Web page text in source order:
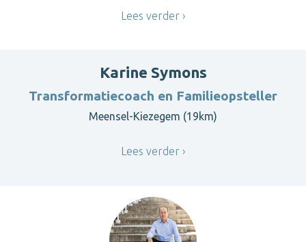
Lees verder
Karine Symons
Transformatiecoach en Familieopsteller
Meensel-Kiezegem (19km)
Lees verder